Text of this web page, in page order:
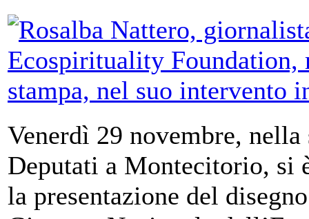
Venerdì 29 novembre,
Deputati a Montecitorio, si
la presentazione del